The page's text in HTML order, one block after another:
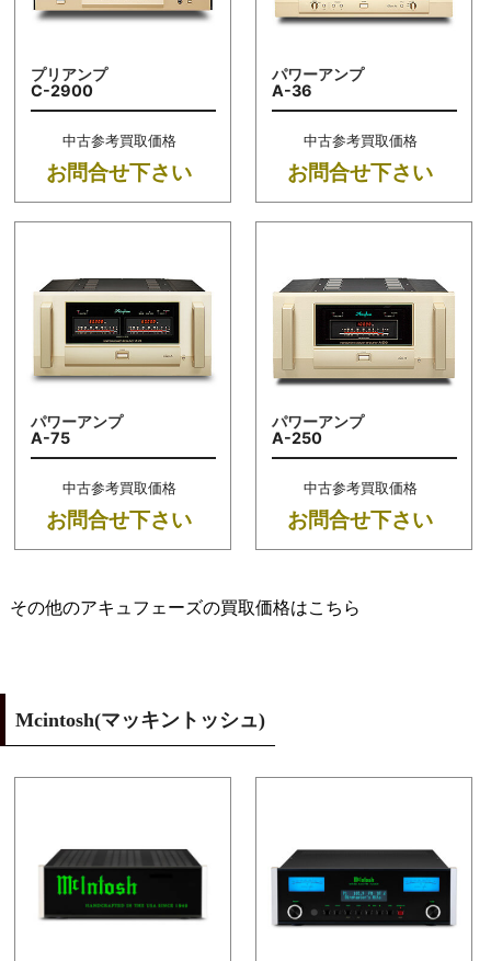
プリアンプ
C-2900
中古参考買取価格
お問合せ下さい
パワーアンプ
A-36
中古参考買取価格
お問合せ下さい
パワーアンプ
A-75
中古参考買取価格
お問合せ下さい
パワーアンプ
A-250
中古参考買取価格
お問合せ下さい
その他のアキュフェーズの買取価格はこちら
Mcintosh(マッキントッシュ)